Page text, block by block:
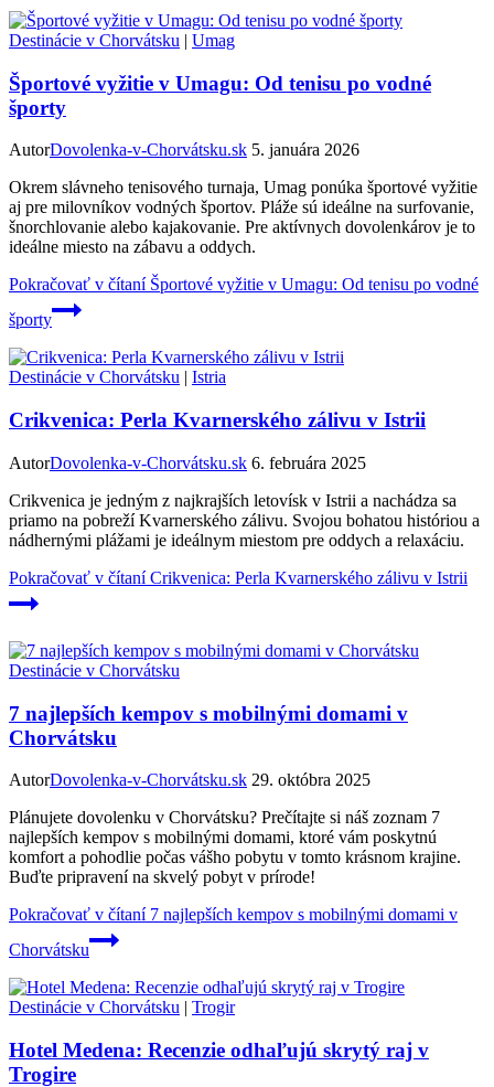
Destinácie v Chorvátsku | Umag
Športové vyžitie v Umagu: Od tenisu po vodné
športy
AutorDovolenka-v-Chorvátsku.sk 5. januára 2026
Okrem slávneho tenisového turnaja, Umag ponúka športové vyžitie
aj pre milovníkov vodných športov. Pláže sú ideálne na surfovanie,
šnorchlovanie alebo kajakovanie. Pre aktívnych dovolenkárov je to
ideálne miesto na zábavu a oddych.
Pokračovať v čítaníŠportové vyžitie v Umagu: Od tenisu po vodné
športy
Destinácie v Chorvátsku | Istria
Crikvenica: Perla Kvarnerského zálivu v Istrii
AutorDovolenka-v-Chorvátsku.sk 6. februára 2025
Crikvenica je jedným z najkrajších letovísk v Istrii a nachádza sa
priamo na pobreží Kvarnerského zálivu. Svojou bohatou históriou a
nádhernými plážami je ideálnym miestom pre oddych a relaxáciu.
Pokračovať v čítaníCrikvenica: Perla Kvarnerského zálivu v Istrii
Destinácie v Chorvátsku
7 najlepších kempov s mobilnými domami v
Chorvátsku
AutorDovolenka-v-Chorvátsku.sk 29. októbra 2025
Plánujete dovolenku v Chorvátsku? Prečítajte si náš zoznam 7
najlepších kempov s mobilnými domami, ktoré vám poskytnú
komfort a pohodlie počas vášho pobytu v tomto krásnom krajine.
Buďte pripravení na skvelý pobyt v prírode!
Pokračovať v čítaní7 najlepších kempov s mobilnými domami v
Chorvátsku
Destinácie v Chorvátsku | Trogir
Hotel Medena: Recenzie odhaľujú skrytý raj v
Trogire